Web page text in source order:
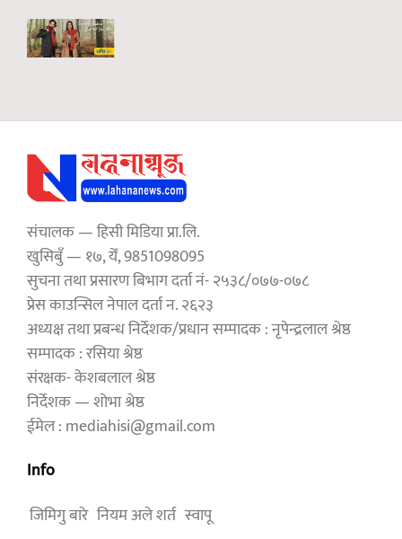
संचालक — हिसी मिडिया प्रा.लि.
खुसिबुँ — १७, येँ, 9851098095
सुचना तथा प्रसारण बिभाग दर्ता नं- २५३८/०७७-०७८
प्रेस काउन्सिल नेपाल दर्ता न. २६२३
अध्यक्ष तथा प्रबन्ध निर्देशक/प्रधान सम्पादक : नृपेन्द्रलाल श्रेष्ठ
सम्पादक : रसिया श्रेष्ठ
संरक्षक- केशबलाल श्रेष्ठ
निर्देशक — शोभा श्रेष्ठ
ईमेल : mediahisi@gmail.com
Info
जिमिगु बारे नियम अले शर्त स्वापू